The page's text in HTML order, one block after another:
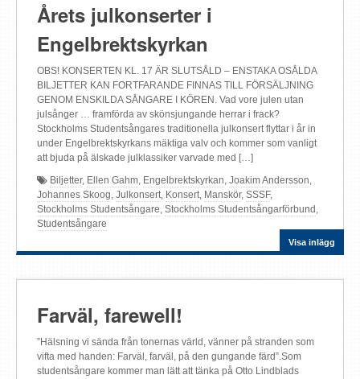
Årets julkonserter i
Engelbrektskyrkan
OBS! KONSERTEN KL. 17 ÄR SLUTSÅLD – ENSTAKA OSÅLDA
BILJETTER KAN FORTFARANDE FINNAS TILL FÖRSÄLJNING
GENOM ENSKILDA SÅNGARE I KÖREN. Vad vore julen utan
julsånger … framförda av skönsjungande herrar i frack?
Stockholms Studentsångares traditionella julkonsert flyttar i år in
under Engelbrektskyrkans mäktiga valv och kommer som vanligt
att bjuda på älskade julklassiker varvade med […]
Visa inlägg
Biljetter, Ellen Gahm, Engelbrektskyrkan, Joakim Andersson,
Johannes Skoog, Julkonsert, Konsert, Manskör, SSSF,
Stockholms Studentsångare, Stockholms Studentsångarförbund ,
Studentsångare
Farväl, farewell!
”Hälsning vi sända från tonernas värld, vänner på stranden som
vifta med handen: Farväl, farväl, på den gungande färd”.Som
studentsångare kommer man lätt att tänka på Otto Lindblads